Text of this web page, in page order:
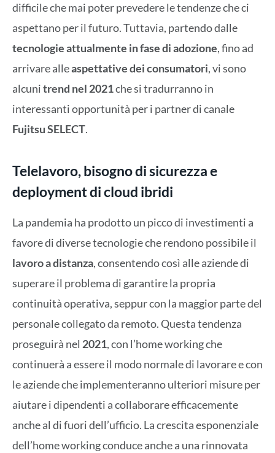
difficile che mai poter prevedere le tendenze che ci
aspettano per il futuro. Tuttavia, partendo dalle
tecnologie attualmente in fase di adozione, fino ad
arrivare alleaspettative dei consumatori, vi sono
alcunitrend nel 2021che si tradurranno in
interessanti opportunità per i partner di canale
Fujitsu SELECT.
Telelavoro, bisogno di sicurezza e
deployment di cloud ibridi
La pandemia ha prodotto un picco di investimenti a
favore di diverse tecnologie che rendono possibile il
lavoro a distanza, consentendo così alle aziende di
superare il problema di garantire la propria
continuità operativa, seppur con la maggior parte del
personale collegato da remoto. Questa tendenza
proseguirà nel 2021, con l’home working che
continuerà a essere il modo normale di lavorare e con
le aziende che implementeranno ulteriori misure per
aiutare i dipendenti a collaborare efficacemente
anche al di fuori dell’ufficio. La crescita esponenziale
dell’home working conduce anche a una rinnovata